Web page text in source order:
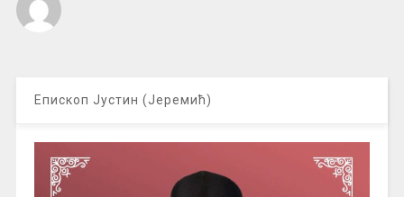
Епископ Јустин (Јеремић)